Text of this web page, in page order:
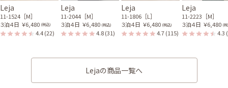
Leja
11-1524［M］
３泊４日 ￥6,480 (税込)
4.4(22)
Leja
11-2044［M］
３泊４日 ￥6,480 (税込)
4.8(31)
Leja
11-1806［L］
３泊４日 ￥6,480 (税込)
4.7(115)
Leja
11-2223［M］
３泊４日 ￥6,480 (
4.3
Lejaの商品一覧へ